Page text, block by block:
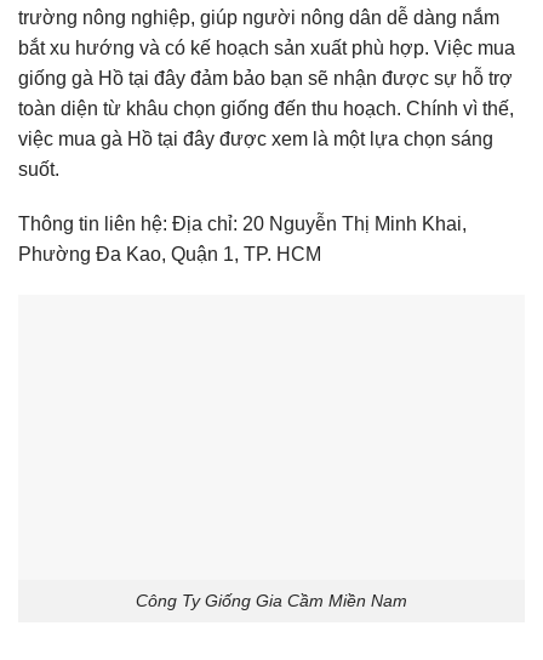
trường nông nghiệp, giúp người nông dân dễ dàng nắm
bắt xu hướng và có kế hoạch sản xuất phù hợp. Việc mua
giống gà Hồ tại đây đảm bảo bạn sẽ nhận được sự hỗ trợ
toàn diện từ khâu chọn giống đến thu hoạch. Chính vì thế,
việc mua gà Hồ tại đây được xem là một lựa chọn sáng
suốt.
Thông tin liên hệ: Địa chỉ: 20 Nguyễn Thị Minh Khai,
Phường Đa Kao, Quận 1, TP. HCM
Công Ty Giống Gia Cầm Miền Nam